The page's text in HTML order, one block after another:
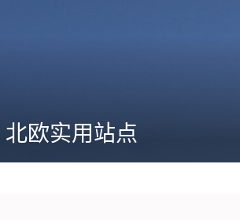
北欧实用站点